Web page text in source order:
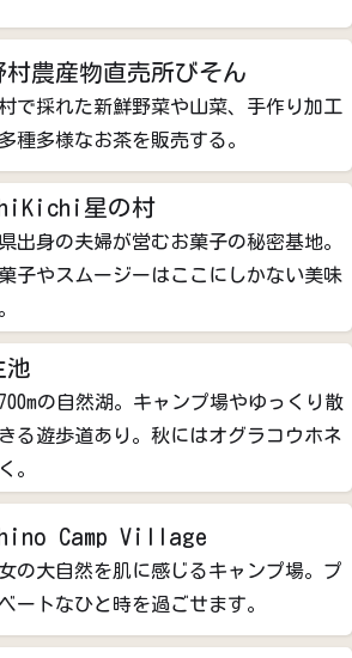
村農産物直売所びそん
で採れた新鮮野菜や山菜、手作り加工
種多様なお茶を販売する。
星の村
出身の夫婦が営むお菓子の秘密基地。
子やスムージーはここにしかない美味
池
の自然湖。キャンプ場やゆっくり散
る遊歩道あり。秋にはオグラコウホネ
。
Camp Village
の大自然を肌に感じるキャンプ場。プ
ートなひと時を過ごせます。